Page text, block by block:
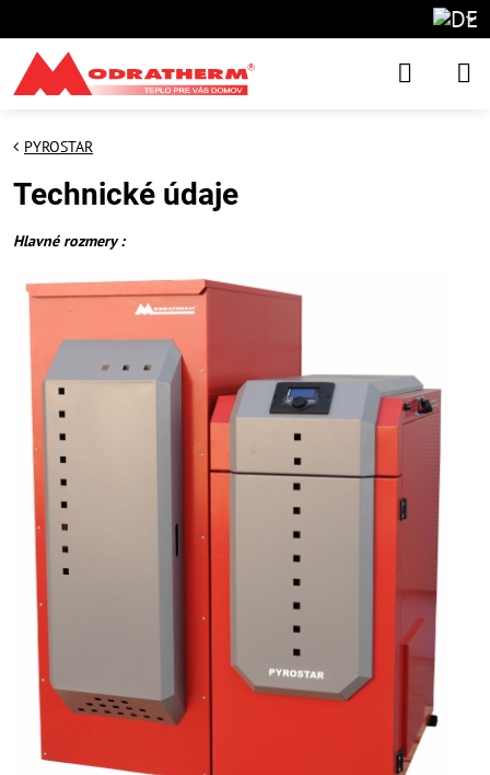
PYROSTAR
Technické údaje
Hlavné rozmery :